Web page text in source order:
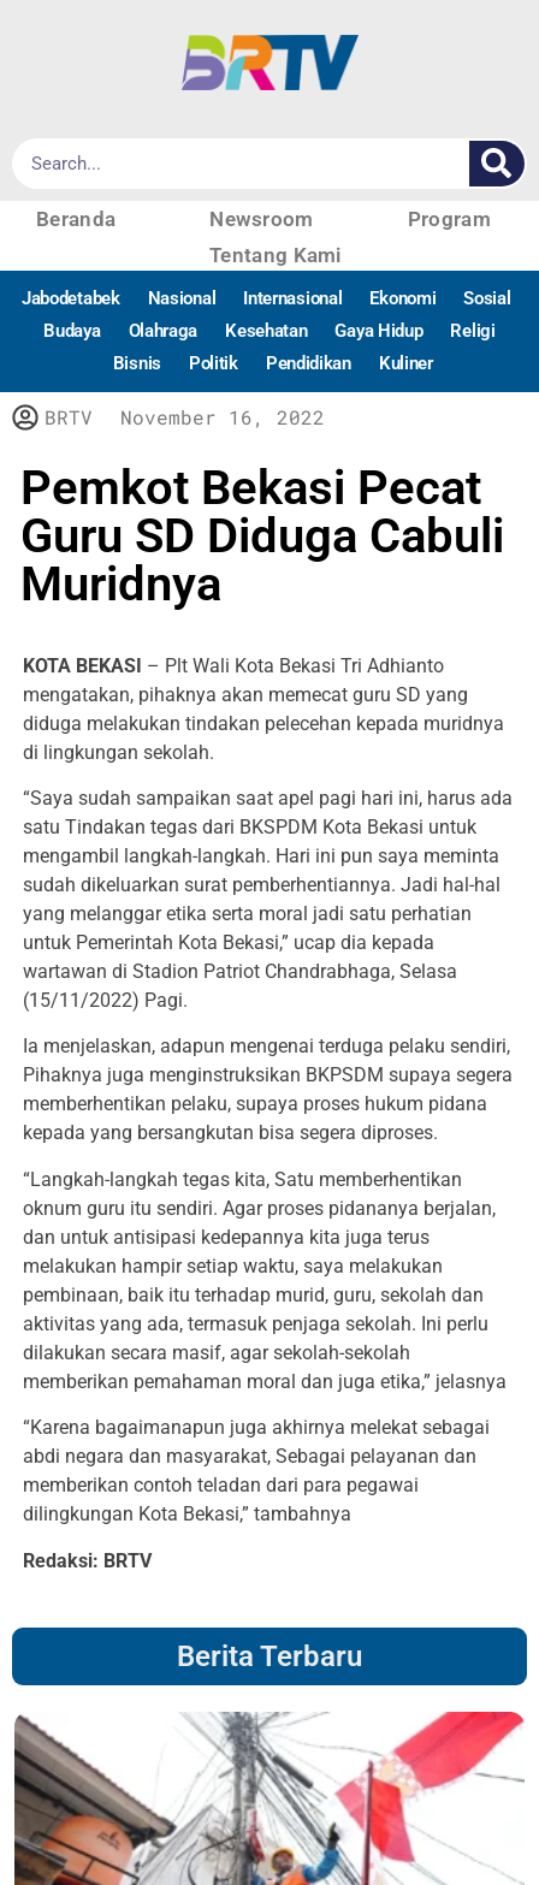
Beranda Newsroom
Program
Tentang Kami
Jabodetabek Nasional Internasional Ekonomi
Sosial
Budaya
Olahraga Kesehatan Gaya Hidup
Religi
Bisnis
Politik Pendidikan Kuliner
BRTV November 16, 2022
Pemkot Bekasi Pecat
Guru SD Diduga Cabuli
Muridnya
KOTA BEKASI – Plt Wali Kota Bekasi Tri Adhianto
mengatakan, pihaknya akan memecat guru SD yang
diduga melakukan tindakan pelecehan kepada muridnya
di lingkungan sekolah.
“Saya sudah sampaikan saat apel pagi hari ini, harus ada
satu Tindakan tegas dari BKSPDM Kota Bekasi untuk
mengambil langkah-langkah. Hari ini pun saya meminta
sudah dikeluarkan surat pemberhentiannya. Jadi hal-hal
yang melanggar etika serta moral jadi satu perhatian
untuk Pemerintah Kota Bekasi,” ucap dia kepada
wartawan di Stadion Patriot Chandrabhaga, Selasa
(15/11/2022) Pagi.
Ia menjelaskan, adapun mengenai terduga pelaku sendiri,
Pihaknya juga menginstruksikan BKPSDM supaya segera
memberhentikan pelaku, supaya proses hukum pidana
kepada yang bersangkutan bisa segera diproses.
“Langkah-langkah tegas kita, Satu memberhentikan
oknum guru itu sendiri. Agar proses pidananya berjalan,
dan untuk antisipasi kedepannya kita juga terus
melakukan hampir setiap waktu, saya melakukan
pembinaan, baik itu terhadap murid, guru, sekolah dan
aktivitas yang ada, termasuk penjaga sekolah. Ini perlu
dilakukan secara masif, agar sekolah-sekolah
memberikan pemahaman moral dan juga etika,” jelasnya
“Karena bagaimanapun juga akhirnya melekat sebagai
abdi negara dan masyarakat, Sebagai pelayanan dan
memberikan contoh teladan dari para pegawai
dilingkungan Kota Bekasi,” tambahnya
Redaksi: BRTV
Berita Terbaru